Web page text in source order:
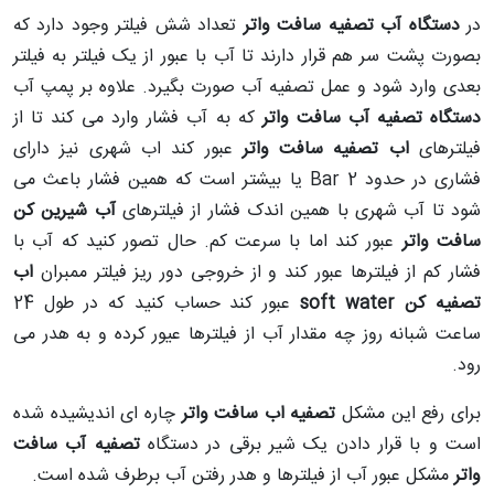
دردستگاه آب تصفیه سافت واترتعداد شش فیلتر وجود دارد که
بصورت پشت سر هم قرار دارند تا آب با عبور از یک فیلتر به فیلتر
بعدی وارد شود و عمل تصفیه آب صورت بگیرد. علاوه بر پمپ آب
دستگاه تصفیه آب سافت واترکه به آب فشار وارد می کند تا از
فیلترهایاب تصفیه سافت واترعبور کند اب شهری نیز دارای
فشاری در حدود 2 Bar یا بیشتر است که همین فشار باعث می
شود تا آب شهری با همین اندک فشار از فیلترهایآب شیرین کن
سافت واترعبور کند اما با سرعت کم. حال تصور کنید که آب با
فشار کم از فیلترها عبور کند و از خروجی دور ریز فیلتر ممبران اب
تصفیه کن soft water
عبور کند حساب کنید که در طول 24
ساعت شبانه روز چه مقدار آب از فیلترها عیور کرده و به هدر می
رود.
برای رفع این مشکل تصفیه اب سافت واترچاره ای اندیشیده شده
است و با قرار دادن یک شیر برقی در دستگاهتصفیه آب سافت
واترمشکل عبور آب از فیلترها و هدر رفتن آب برطرف شده است.